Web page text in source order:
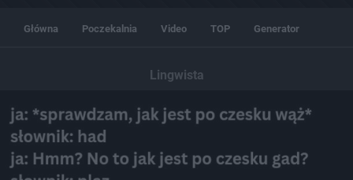
Główna Poczekalnia Video TOP Generator
Lingwista